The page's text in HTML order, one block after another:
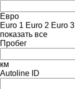
Евро
Euro 1 Euro 2 Euro 3
показать все
Пробег
км
Autoline ID